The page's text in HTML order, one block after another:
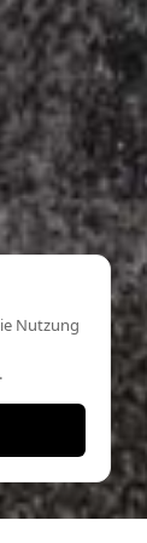
Nutzung